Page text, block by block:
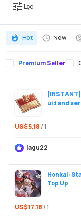
Lọc
Hot New
Premium Seller
uid and
US$ 5.18 / 1
lagu22
Honkai:
Top Up
US$ 17.18 / 1